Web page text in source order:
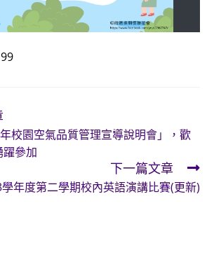
校園空氣品質管理宣導說明會」，歡
參加
下一篇文章
年度第二學期校內英語演講比賽(更新)